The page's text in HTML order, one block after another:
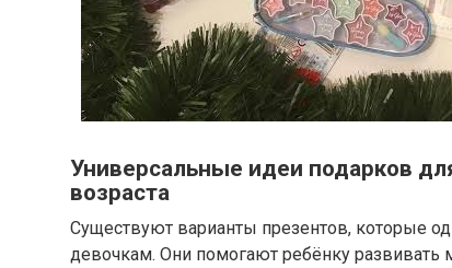
Универсальные идеи подарков
возраста
Существуют варианты презентов, которые
девочкам. Они помогают ребёнку